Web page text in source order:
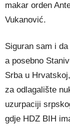
makar orden
Vukanović.
Siguran sam i
a posebno
Srba u
za odlagalište
uzurpaciji
gdje HDZ BIH